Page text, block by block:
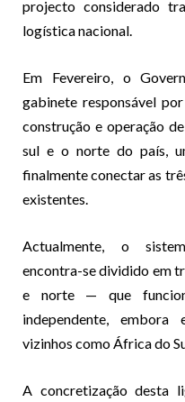
projecto considerado
logística nacional.
Em Fevereiro, o
gabinete responsável
construção e operação
sul e o norte do país,
finalmente conectar as
existentes.
Actualmente, o
encontra-se dividido em
e norte — que
independente, embora
vizinhos como África do
A concretização desta